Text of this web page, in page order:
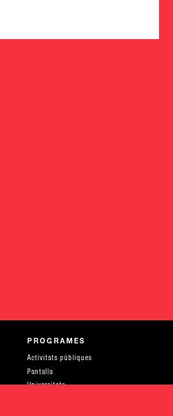
PROGRAMES
Activitats públiques
Pantalla
Universitats